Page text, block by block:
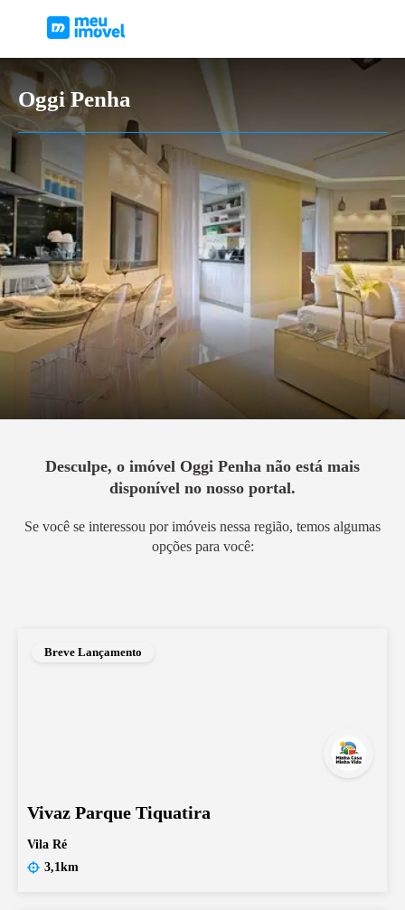
Oggi Penha
Desculpe, o imóvel Oggi Penha não está mais
disponível no nosso portal.
Se você se interessou por imóveis nessa região, temos algumas
opções para você:
Breve Lançamento
Vivaz Parque Tiquatira
Vila Ré
3,1km